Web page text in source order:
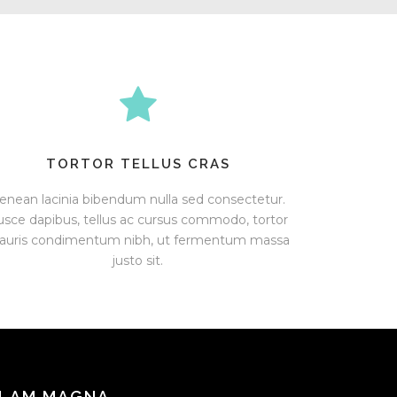
TORTOR TELLUS CRAS
lacinia bibendum nulla sed consectetur.
dapibus, tellus ac cursus commodo, tortor
condimentum nibh, ut fermentum massa
justo sit.